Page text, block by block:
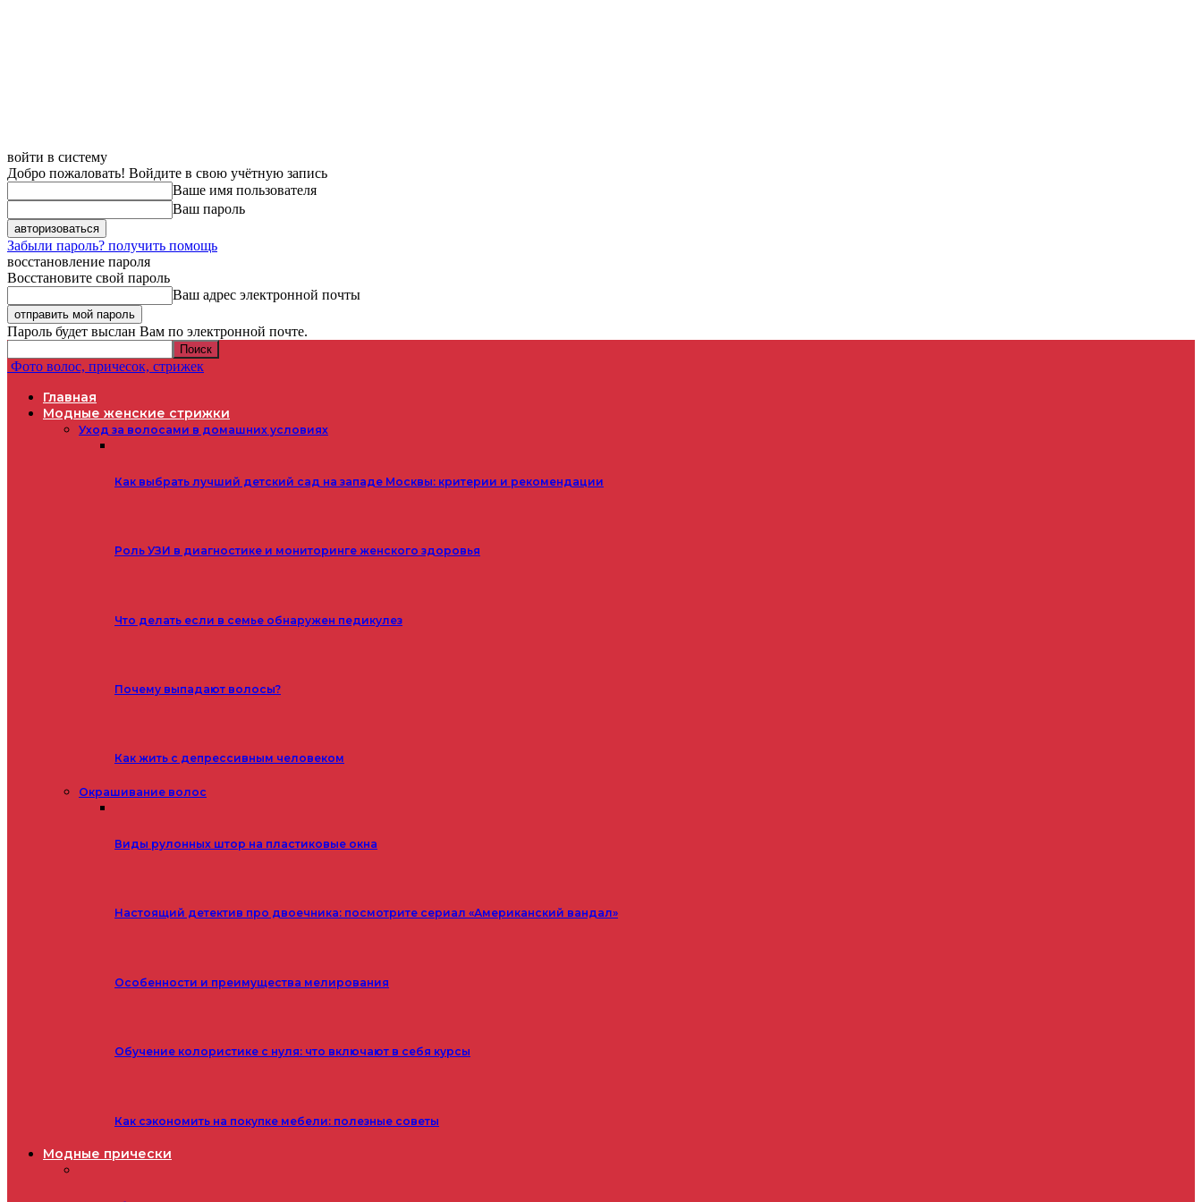
войти в систему
Добро пожаловать! Войдите в свою учётную запись
Ваше имя пользователя
Ваш пароль
Забыли пароль? получить помощь
восстановление пароля
Восстановите свой пароль
Ваш адрес электронной почты
Пароль будет выслан Вам по электронной почте.
Фото волос, причесок, стрижек
Главная
Модные женские стрижки
Уход за волосами в домашних условиях
Как выбрать лучший детский сад на западе Москвы: критерии и рекомендации
Роль УЗИ в диагностике и мониторинге женского здоровья
Что делать если в семье обнаружен педикулез
Почему выпадают волосы?
Как жить с депрессивным человеком
Окрашивание волос
Виды рулонных штор на пластиковые окна
Настоящий детектив про двоечника: посмотрите сериал «Американский вандал»
Особенности и преимущества мелирования
Обучение колористике с нуля: что включают в себя курсы
Как сэкономить на покупке мебели: полезные советы
Модные прически